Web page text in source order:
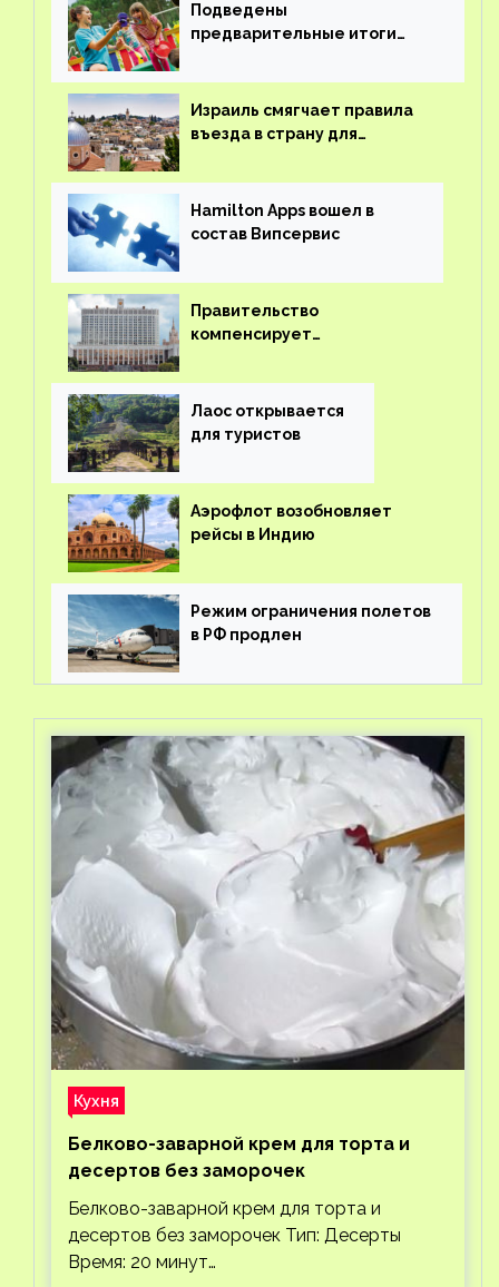
Подведены
предварительные итоги
Израиль смягчает правила
въезда в страну для
Hamilton Apps вошел в
состав Випсервис
Правительство
компенсирует
вывоз россиян из-за рубежа
Лаос открывается
для туристов
Аэрофлот возобновляет
рейсы в Индию
Режим ограничения полетов
в РФ продлен
Кухня
Белково-заварной крем для торта и
десертов без заморочек
Белково-заварной крем для торта и
десертов без заморочек Тип: Десерты
Время: 20 минут…